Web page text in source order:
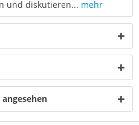
und diskutieren... mehr